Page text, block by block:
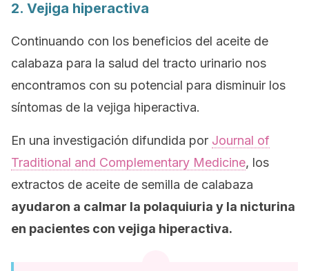
2. Vejiga hiperactiva
Continuando con los beneficios del aceite de
calabaza para la salud del tracto urinario nos
encontramos con su potencial para disminuir los
síntomas de la vejiga hiperactiva.
En una investigación difundida por Journal of
Traditional and Complementary Medicine, los
extractos de aceite de semilla de calabaza
ayudaron a calmar la polaquiuria y la nicturina
en pacientes con vejiga hiperactiva.